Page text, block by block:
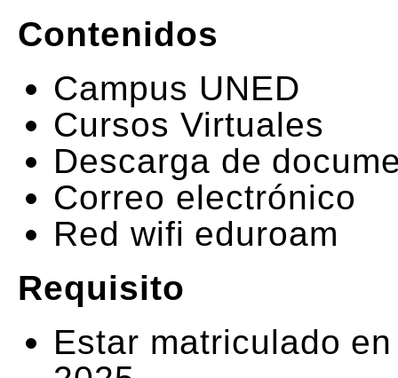
Contenidos
Campus UNED
Cursos Virtuales
Descarga de
Correo electrónico
Red wifi eduroam
Requisito
Estar matriculado